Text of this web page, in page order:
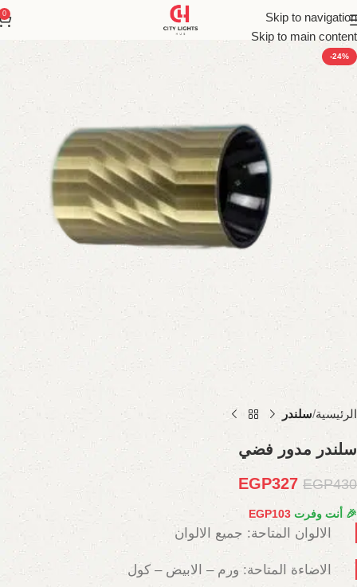
Skip to navigation
Skip to main content
0
-24%
الرئيسية سلندر
سلندر مدور فضي
EGP430
EGP327
🎉 أنت وفرت EGP103
الالوان المتاحة: جميع الالوان
الاضاءة المتاحة: ورم – الابيض – كول